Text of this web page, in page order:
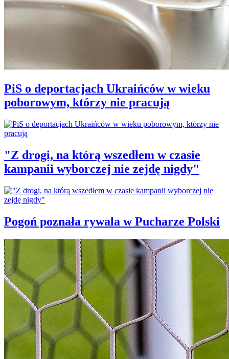
PiS o deportacjach Ukraińców w wieku
poborowym, którzy nie pracują
"Z drogi, na którą wszedłem w czasie
kampanii wyborczej nie zejdę nigdy"
Pogoń poznała rywala w Pucharze Polski